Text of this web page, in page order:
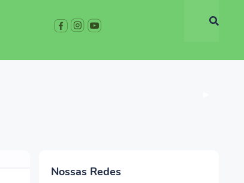
Nossas Redes